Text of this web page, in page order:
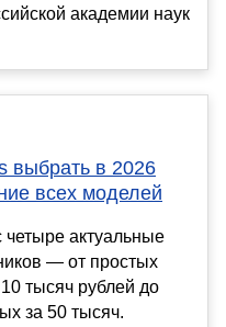
академии наук
выбрать в 2026
всех моделей
четыре актуальные
— от простых
тысяч рублей до
за 50 тысяч.